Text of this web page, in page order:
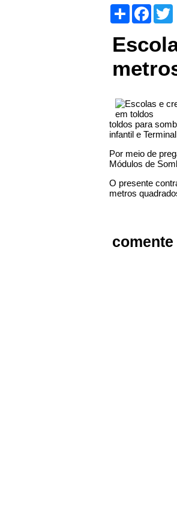
Compartilhar
toldos para
infantil e
Por meio de
Módulos de
O presente
metros